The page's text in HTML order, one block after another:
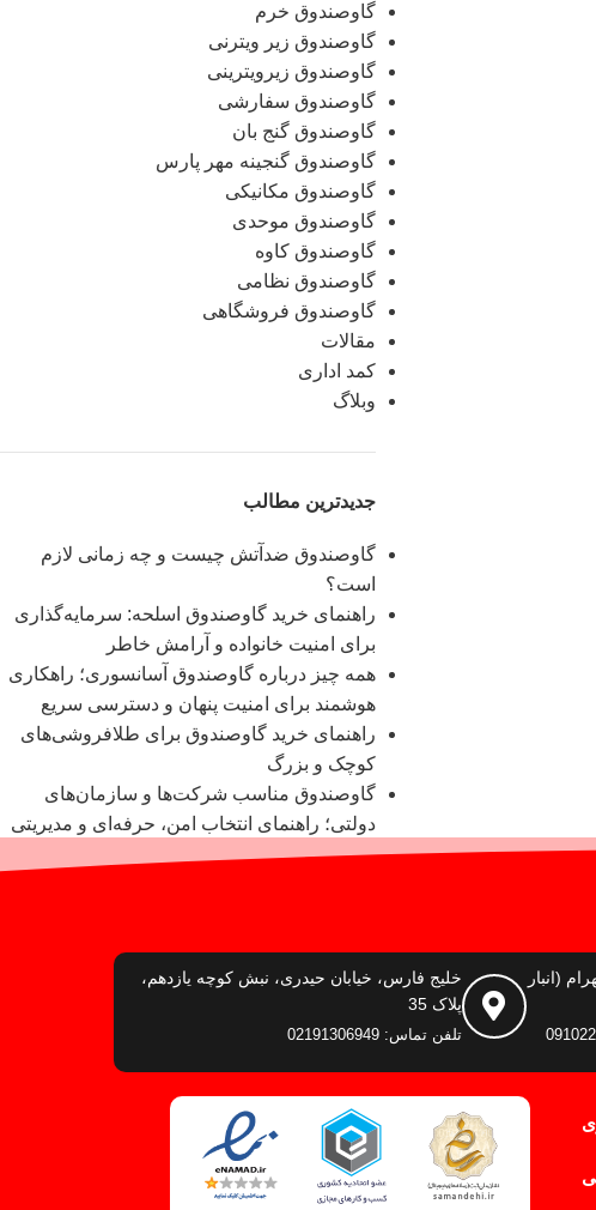
گاوصندوق خرم
گاوصندوق زیر ویترنی
گاوصندوق زیرویترینی
گاوصندوق سفارشی
گاوصندوق گنج بان
گاوصندوق گنجینه مهر پارس
گاوصندوق مکانیکی
گاوصندوق موحدی
گاوصندوق کاوه
گاوصندوق نظامی
گاوصندوق فروشگاهی
مقالات
کمد اداری
وبلاگ
جدیدترین مطالب
گاوصندوق ضدآتش چیست و چه زمانی لازم
است؟
راهنمای خرید گاوصندوق اسلحه: سرمایه‌گذاری
برای امنیت خانواده و آرامش خاطر
همه چیز درباره گاوصندوق آسانسوری؛ راهکاری
هوشمند برای امنیت پنهان و دسترسی سریع
راهنمای خرید گاوصندوق برای طلافروشی‌های
کوچک و بزرگ
گاوصندوق مناسب شرکت‌ها و سازمان‌های
دولتی؛ راهنمای انتخاب امن، حرفه‌ای و مدیریتی
(انبار
خلیج فارس، خیابان حیدری، نبش کوچه یازدهم،
پلاک 35
تلفن تماس: 02191306949